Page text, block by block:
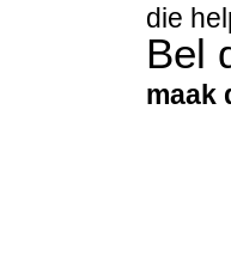
die
Bel
maak